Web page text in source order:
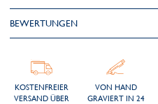
BEWERTUNGEN
KOSTENFREIER
VERSAND ÜBER
VON HAND
GRAVIERT IN 24